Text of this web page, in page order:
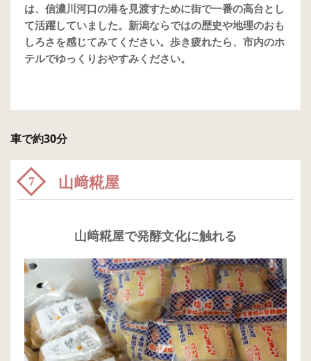
は、信濃川河口の港を見渡すために街で一番の高台とし
て活躍していました。新潟ならではの歴史や地理のおも
しろさを感じてみてください。歩き疲れたら、市内のホ
テルでゆっくりおやすみください。
車で約30分
7 山﨑糀屋
山﨑糀屋で発酵文化に触れる